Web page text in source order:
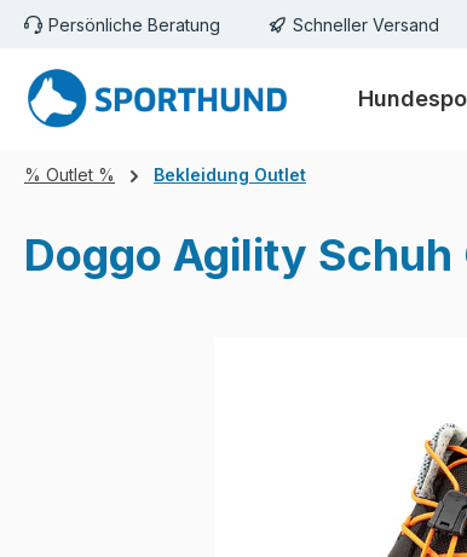
Hauptinhalt springen
Zur Suche springen
Zur Hauptnavigation springen
Persönliche Beratung Schneller Versand
% Outlet % Bekleidung Outlet
Doggo Agility Schuh